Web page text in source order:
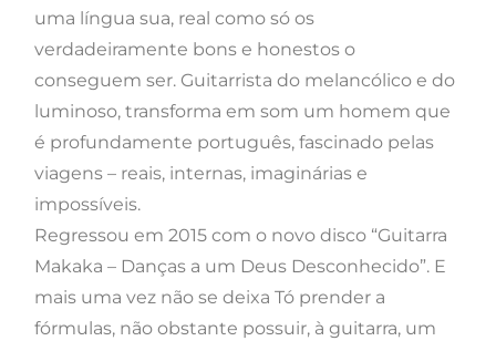
uma língua sua, real como só os
verdadeiramente bons e honestos o
conseguem ser. Guitarrista do melancólico e do
luminoso, transforma em som um homem que
é profundamente português, fascinado pelas
viagens – reais, internas, imaginárias e
impossíveis.
Regressou em 2015 com o novo disco “Guitarra
Makaka – Danças a um Deus Desconhecido”. E
mais uma vez não se deixa Tó prender a
fórmulas, não obstante possuir, à guitarra, um